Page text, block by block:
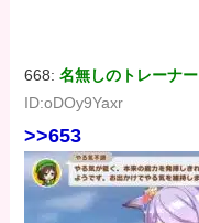
668:名無しのトレーナー
ID:oDOy9Yaxr
>>653